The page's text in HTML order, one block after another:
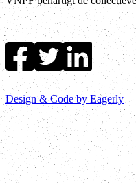
Design & Code by Eagerly